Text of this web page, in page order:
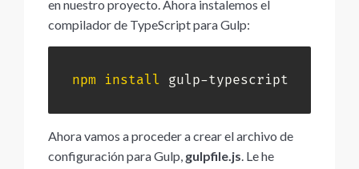
en nuestro proyecto. Ahora instalemos el
compilador de TypeScript para Gulp:
npm install gulp-typescript
Ahora vamos a proceder a crear el archivo de
configuración para Gulp, gulpfile.js. Le he